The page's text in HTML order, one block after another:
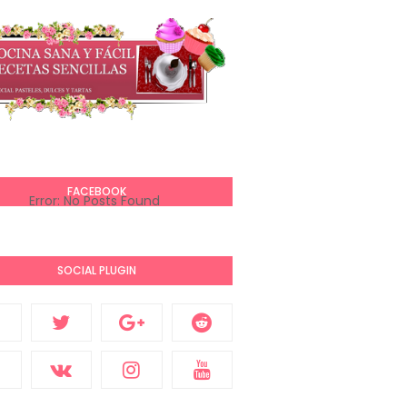
FACEBOOK
Error: No Posts Found
SOCIAL PLUGIN